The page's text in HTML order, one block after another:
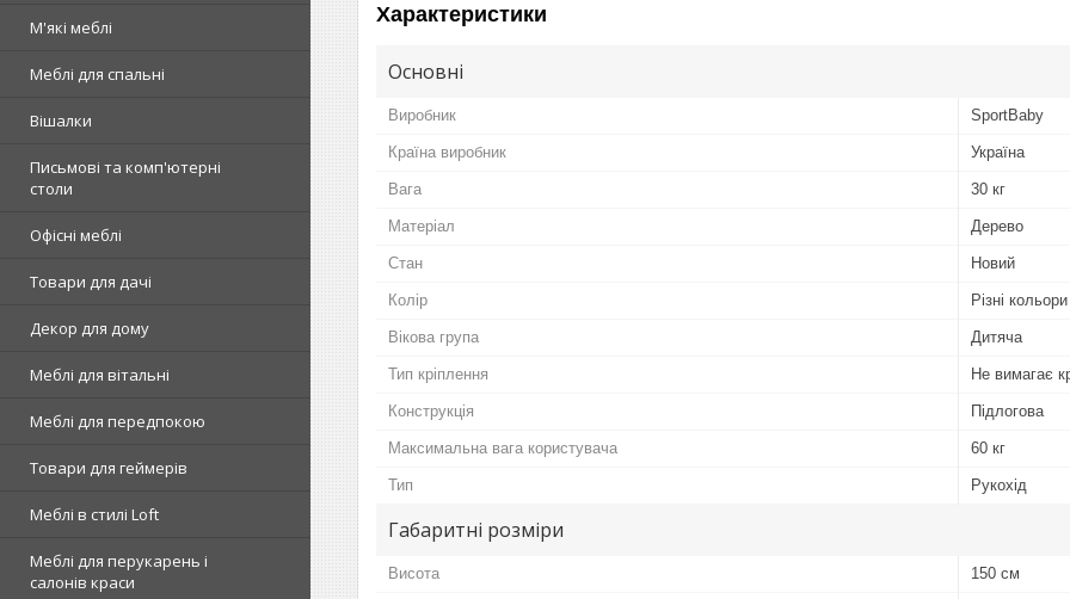
М'які меблі
Меблі для спальні
Вішалки
Письмові та комп'ютерні
столи
Офісні меблі
Товари для дачі
Декор для дому
Меблі для вітальні
Меблі для передпокою
Товари для геймерів
Меблі в стилі Loft
Меблі для перукарень і
салонів краси
Характеристики
Основні
Виробник SportBaby
Країна виробник Україна
Вага 30 кг
Матеріал Дерево
Стан Новий
Колір Різні кольори
Вікова група Дитяча
Тип кріплення Не вимагає
Конструкція Підлогова
Максимальна вага користувача 60 кг
Тип Рукохід
Габаритні розміри
Висота 150 см